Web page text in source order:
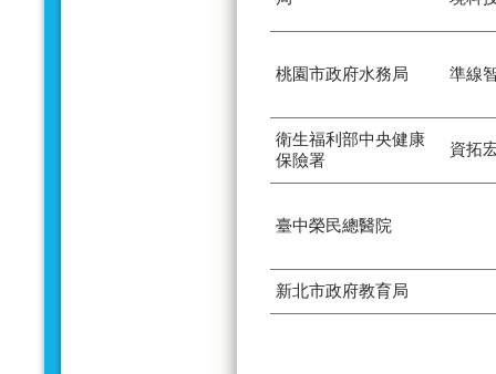
桃園市政府水務局 準線
衛生福利部中央健康
保險署
資拓
臺中榮民總醫院
新北市政府教育局